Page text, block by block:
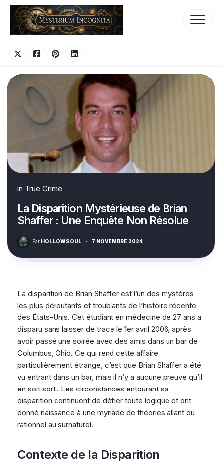
Skip
content
in True Crime
La Disparition Mystérieuse de Brian
Shaffer : Une Enquête Non Résolue
Par HOLLOWSOUL · 7 NOVEMBRE 2024
La disparition de Brian Shaffer est l’un des mystères
les plus déroutants et troublants de l’histoire récente
des États-Unis. Cet étudiant en médecine de 27 ans a
disparu sans laisser de trace le 1er avril 2006, après
avoir passé une soirée avec des amis dans un bar de
Columbus, Ohio. Ce qui rend cette affaire
particulièrement étrange, c’est que Brian Shaffer a été
vu entrant dans un bar, mais il n’y a aucune preuve qu’il
en soit sorti. Les circonstances entourant sa
disparition continuent de défier toute logique et ont
donné naissance à une myriade de théories allant du
rationnel au surnaturel.
Contexte de la Disparition